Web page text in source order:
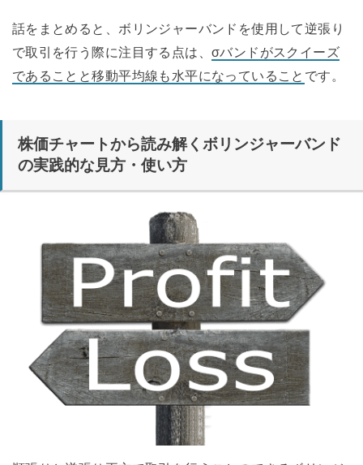
話をまとめると、ボリンジャーバンドを使用して逆張り
で取引を行う際に注目する点は、σバンドがスクイーズ
であることと移動平均線も水平になっていること です。
株価チャートから読み解くボリンジャーバンド
の実践的な見方・使い方